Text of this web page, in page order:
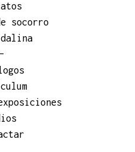
socorro